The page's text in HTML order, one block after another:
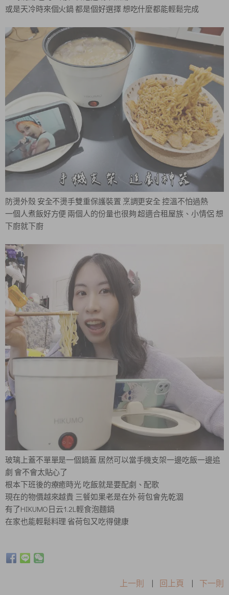
或是天冷時來個火鍋 都是個好選擇 想吃什麼都能輕鬆完成
防燙外殼 安全不燙手雙重保護裝置 烹調更安全 控溫不怕過熱
一個人煮飯好方便 兩個人的份量也很夠 超適合租屋族、小情侶 想
下廚就下廚
玻璃上蓋不單單是一個鍋蓋 居然可以當手機支架一邊吃飯一邊追
劇 會不會太貼心了
根本下班後的療癒時光 吃飯就是要配劇、配歌
現在的物價越來越貴 三餐如果老是在外 荷包會先乾涸
有了HIKUMO日云1.2L輕食泡麵鍋
在家也能輕鬆料理 省荷包又吃得健康
上一則 | 回上頁 | 下一則